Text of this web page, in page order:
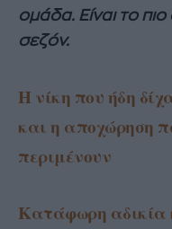
ομάδα. Είναι το
σεζόν.
Η νίκη που ήδη
και η αποχώρηση
περιμένουν
Κατάφωρη αδικία